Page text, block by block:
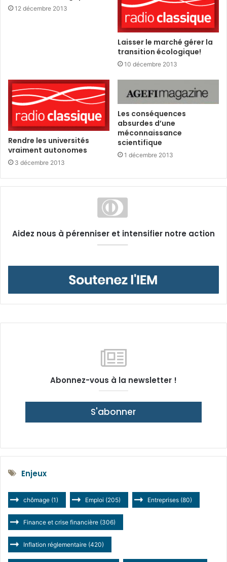
12 décembre 2013
Laisser le marché gérer la
transition écologique!
10 décembre 2013
Rendre les universités
vraiment autonomes
3 décembre 2013
Les conséquences
absurdes d’une
méconnaissance
scientifique
1 décembre 2013
Aidez nous à pérenniser et intensifier notre action
Abonnez-vous à la newsletter !
S'abonner
Enjeux
chômage (1) Emploi (205) Entreprises (80)
Finance et crise financière (306)
Inflation réglementaire (420)